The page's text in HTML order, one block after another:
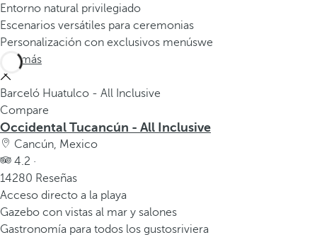
Entorno natural privilegiado
Escenarios versátiles para ceremonias
Personalización con exclusivos menúswe
Ver más
Barceló Huatulco - All Inclusive
Compare
Occidental Tucancún - All Inclusive
Cancún, Mexico
4.2 ·
14280 Reseñas
Acceso directo a la playa
Gazebo con vistas al mar y salones
Gastronomía para todos los gustosriviera